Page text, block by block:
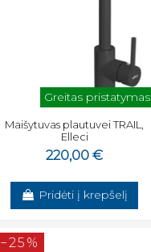
Greitas pristatymas
Maišytuvas plautuvei TRAIL,
Elleci
220,00 €
Pridėti į krepšelį
−25%